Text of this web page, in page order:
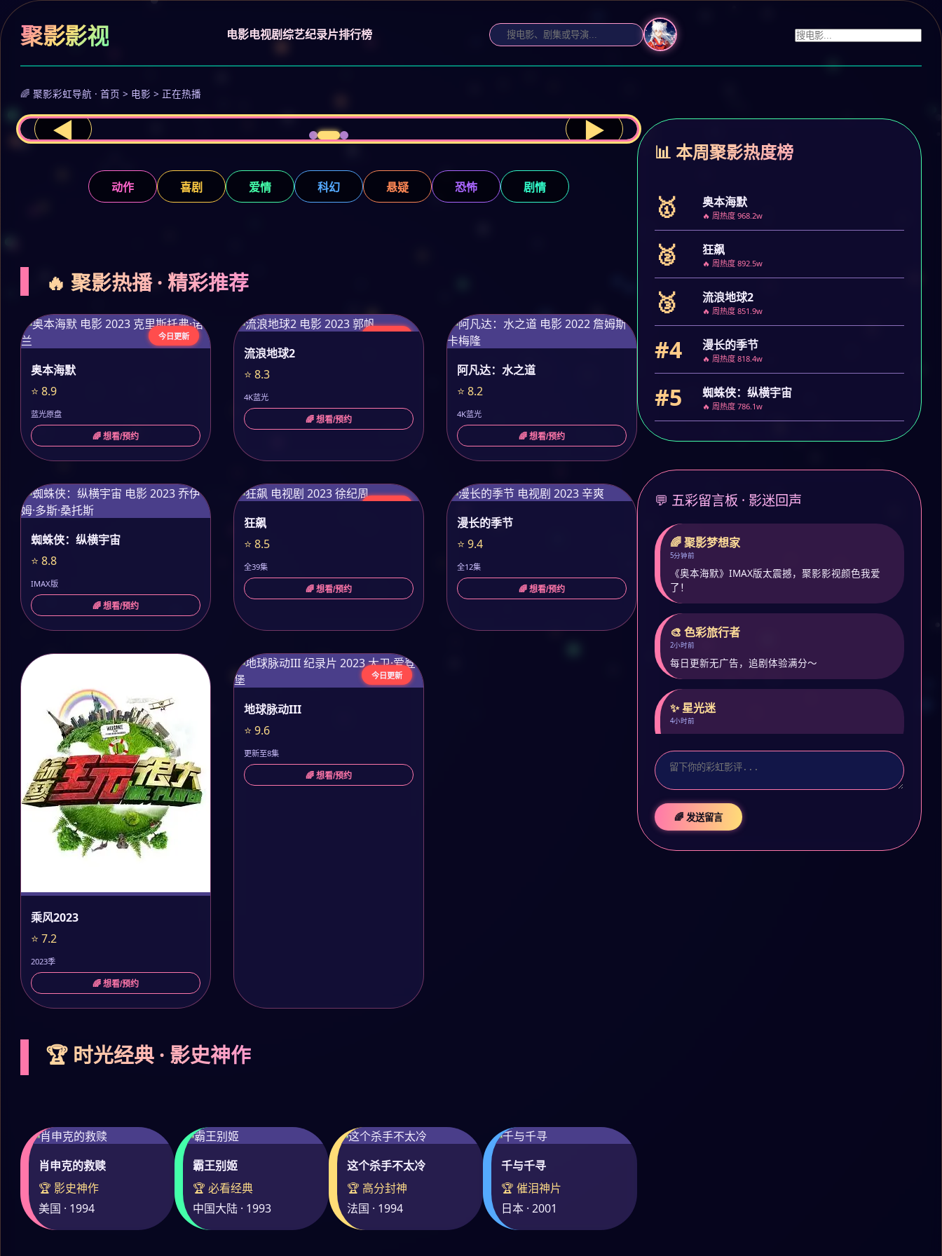
聚影影视 电影电视剧综艺纪录片排行榜
🌈 聚影彩虹导航 · 首页 > 电影 > 正在热播
◀ ▶
动作 喜剧 爱情 科幻 悬疑 恐怖 剧情
🔥 聚影热播 · 精彩推荐
今日更新
奥本海默
⭐ 8.9
蓝光原盘
🌈 想看/预约
流浪地球2
⭐ 8.3
4K蓝光
🌈 想看/预约
阿凡达：水之道
⭐ 8.2
4K蓝光
🌈 想看/预约
蜘蛛侠：纵横宇宙
⭐ 8.8
IMAX版
🌈 想看/预约
狂飙
⭐ 8.5
全39集
🌈 想看/预约
漫长的季节
⭐ 9.4
全12集
🌈 想看/预约
乘风2023
⭐ 7.2
2023季
🌈 想看/预约
今日更新
地球脉动III
⭐ 9.6
更新至8集
🌈 想看/预约
🏆 时光经典 · 影史神作
肖申克的救赎
🏆 影史神作
美国 · 1994
霸王别姬
🏆 必看经典
中国大陆 · 1993
这个杀手不太冷
🏆 高分封神
法国 · 1994
千与千寻
🏆 催泪神片
日本 · 2001
📊 本周聚影热度榜
🥇 奥本海默
🔥 周热度 968.2w
🥈 狂飙
🔥 周热度 892.5w
🥉 流浪地球2
🔥 周热度 851.9w
#4 漫长的季节
🔥 周热度 818.4w
#5 蜘蛛侠：纵横宇宙
🔥 周热度 786.1w
💬 五彩留言板 · 影迷回声
🌈 聚影梦想家
5分钟前
《奥本海默》IMAX版太震撼，聚影影视颜色我爱
了！
🎨 色彩旅行者
2小时前
每日更新无广告，追剧体验满分～
✨ 星光迷
4小时前
预约了封神第二部，期待彩虹特别版！
🌈 发送留言